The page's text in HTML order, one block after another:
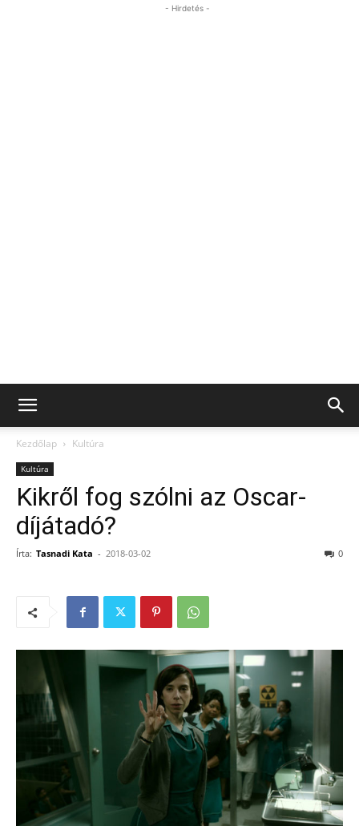
- Hirdetés -
Kezdőlap Kultúra
Kultúra
Kikről fog szólni az Oscar-
díjátadó?
Írta: Tasnadi Kata - 2018-03-02 0